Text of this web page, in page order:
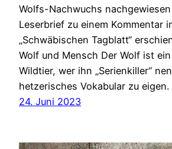
Wolfs-Nachwuchs
Leserbrief zu einem Kommentar
„Schwäbischen Tagblatt“
Wolf und Mensch Der Wolf ist
Wildtier, wer ihn „Serienkiller“
hetzerisches Vokabular zu
24. Juni 2023